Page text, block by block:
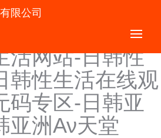
日韩性生活-日
-日韩性生活啪
活网站-日韩性
韩性生活在线观
码专区-日韩亚
亚洲Αν天堂
限公司